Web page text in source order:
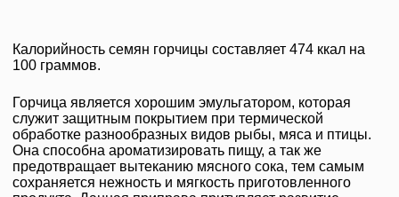
Калорийность семян горчицы составляет 474 ккал на
100 граммов.
Горчица является хорошим эмульгатором, которая
служит защитным покрытием при термической
обработке разнообразных видов рыбы, мяса и птицы.
Она способна ароматизировать пищу, а так же
предотвращает вытеканию мясного сока, тем самым
сохраняется нежность и мягкость приготовленного